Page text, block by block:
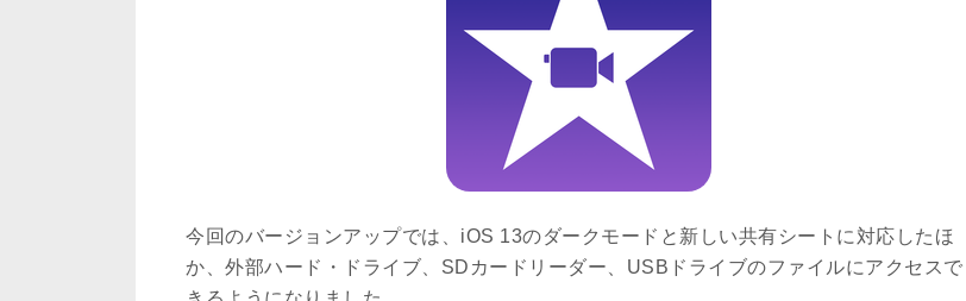
今回のバージョンアップでは、iOS 13のダークモードと新しい共有シートに対応したほ
か、外部ハード・ドライブ、SDカードリーダー、USBドライブのファイルにアクセスで